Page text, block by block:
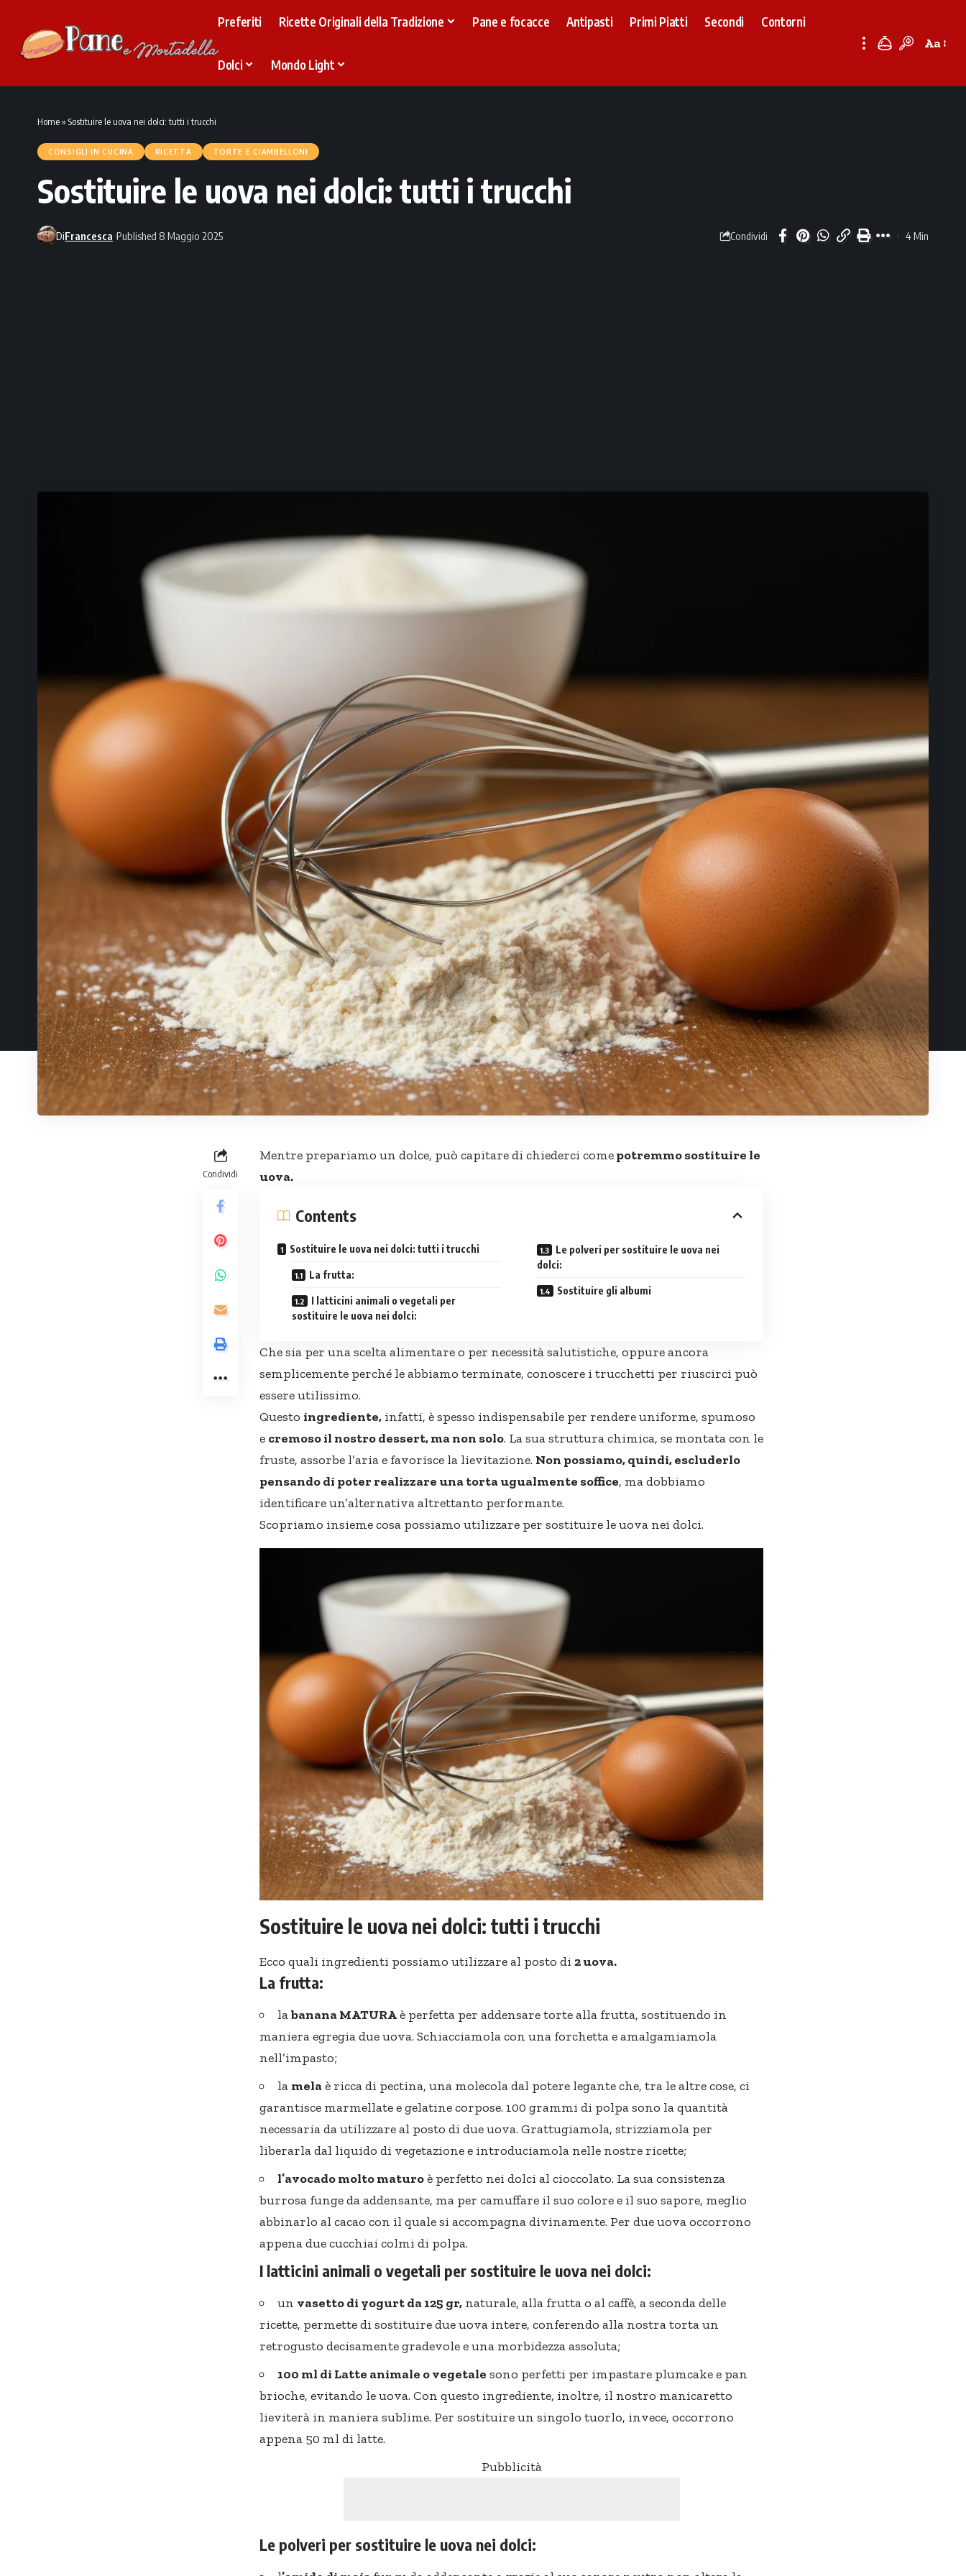
Preferiti Ricette Originali della Tradizione Pane e focacce Antipasti Primi Piatti Secondi Contorni
Dolci Mondo Light
Font
Aa
Home» Sostituire le uova nei dolci: tutti i trucchi
CONSIGLI IN CUCINA RICETTA TORTE E CIAMBELLONI
Sostituire le uova nei dolci: tutti i trucchi
DiFrancesca Published 8 Maggio 2025 Condividi 4 Min
Condividi
Mentre prepariamo un dolce, può capitare di chiederci comepotremmo sostituire le
uova.
Contents
Sostituire le uova nei dolci: tutti i trucchi
La frutta:
I latticini animali o vegetali per
sostituire le uova nei dolci:
Le polveri per sostituire le uova nei
dolci:
Sostituire gli albumi
Che sia per una scelta alimentare o per necessità salutistiche, oppure ancora
semplicemente perché le abbiamo terminate, conoscere i trucchetti per riuscirci può
essere utilissimo.
Questo ingrediente, infatti, è spesso indispensabile per rendere uniforme, spumoso
e cremoso il nostro dessert, ma non solo. La sua struttura chimica, se montata con le
fruste, assorbe l’aria e favorisce la lievitazione. Non possiamo, quindi, escluderlo
pensando di poter realizzare una torta ugualmente soffice, ma dobbiamo
identificare un’alternativa altrettanto performante.
Scopriamo insieme cosa possiamo utilizzare per sostituire le uova nei dolci.
Sostituire le uova nei dolci: tutti i trucchi
Ecco quali ingredienti possiamo utilizzare al posto di 2 uova.
La frutta:
labanana MATURAè perfetta per addensare torte alla frutta, sostituendo in
maniera egregia due uova. Schiacciamola con una forchetta e amalgamiamola
nell’impasto;
la melaè ricca di pectina, una molecola dal potere legante che, tra le altre cose, ci
garantisce marmellate e gelatine corpose. 100 grammi di polpa sono la quantità
necessaria da utilizzare al posto di due uova. Grattugiamola, strizziamola per
liberarla dal liquido di vegetazione e introduciamola nelle nostre ricette;
l’avocado molto maturoè perfetto nei dolci al cioccolato. La sua consistenza
burrosa funge da addensante, ma per camuffare il suo colore e il suo sapore, meglio
abbinarlo al cacao con il quale si accompagna divinamente. Per due uova occorrono
appena due cucchiai colmi di polpa.
I latticini animali o vegetali per sostituire le uova nei dolci:
un vasetto di yogurt da 125 gr, naturale, alla frutta o al caffè, a seconda delle
ricette, permette di sostituire due uova intere, conferendo alla nostra torta un
retrogusto decisamente gradevole e una morbidezza assoluta;
100 ml di Latte animale o vegetale sono perfetti per impastare plumcake e pan
brioche, evitando le uova. Con questo ingrediente, inoltre, il nostro manicaretto
lieviterà in maniera sublime. Per sostituire un singolo tuorlo, invece, occorrono
appena 50 ml di latte.
Pubblicità
Le polveri per sostituire le uova nei dolci: